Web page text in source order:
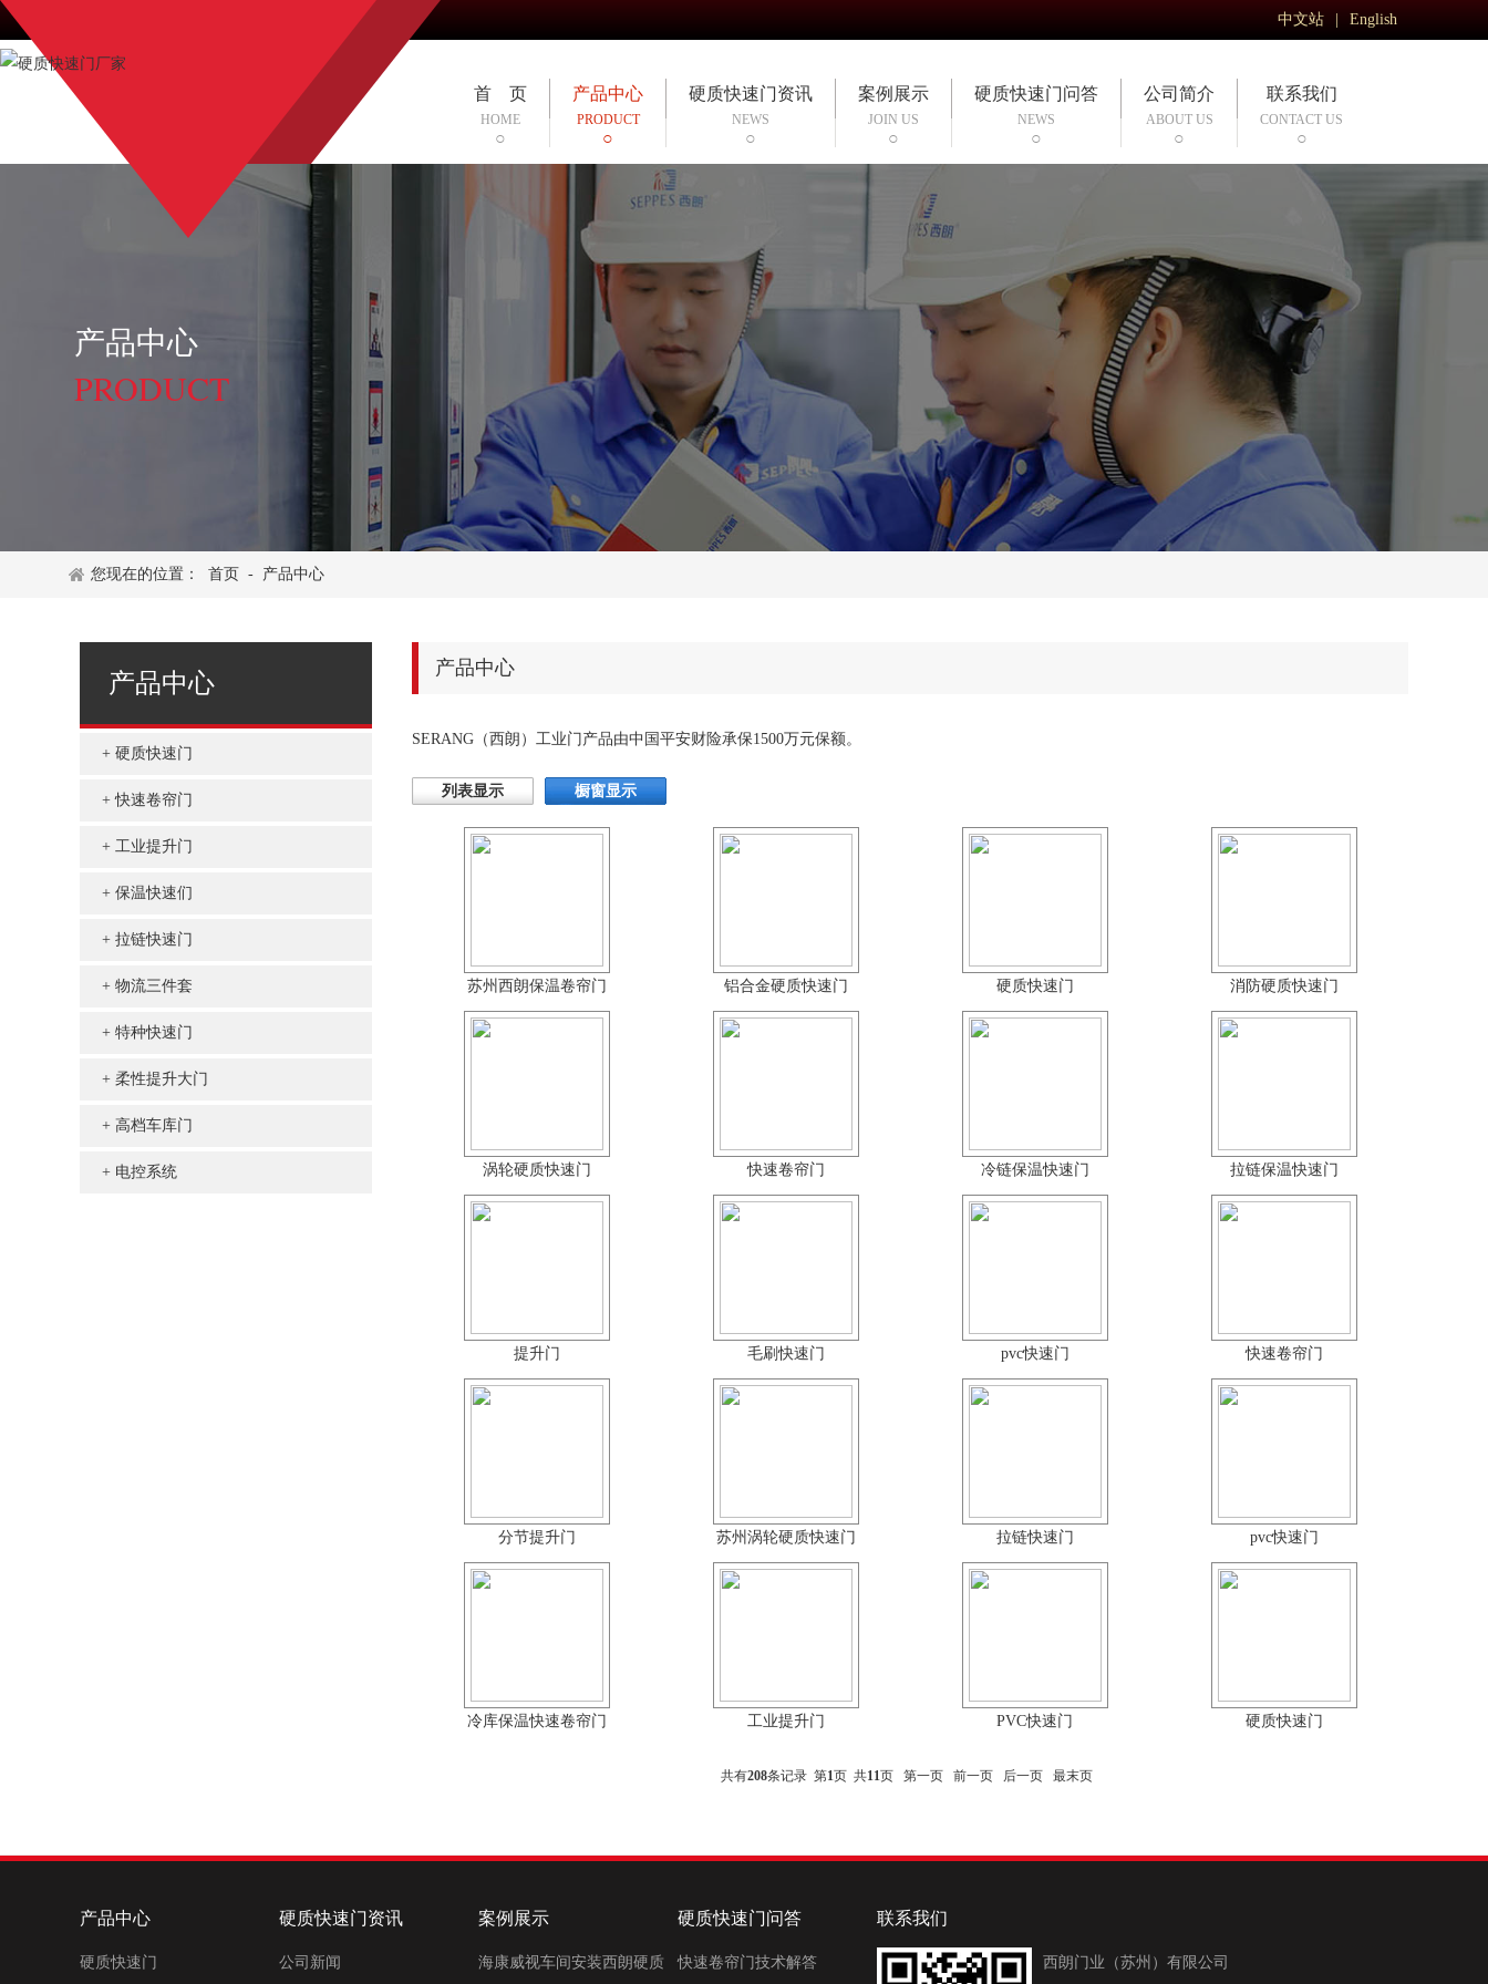
中文站 English
首 页
HOME
产品中心
PRODUCT
硬质快速门资讯
NEWS
案例展示
JOIN US
硬质快速门问答
NEWS
公司简介
ABOUT US
联系我们
CONTACT US
产品中心
PRODUCT
您现在的位置： 首页 - 产品中心
产品中心
硬质快速门
快速卷帘门
工业提升门
保温快速们
拉链快速门
物流三件套
特种快速门
柔性提升大门
高档车库门
电控系统
产品中心
SERANG（西朗）工业门产品由中国平安财险承保1500万元保额。
列表显示 橱窗显示
苏州西朗保温卷帘门 铝合金硬质快速门 硬质快速门 消防硬质快速门
涡轮硬质快速门 快速卷帘门 冷链保温快速门 拉链保温快速门
提升门 毛刷快速门 pvc快速门 快速卷帘门
分节提升门 苏州涡轮硬质快速门 拉链快速门 pvc快速门
冷库保温快速卷帘门 工业提升门 PVC快速门 硬质快速门
共有208条记录 第1页 共11页 第一页 前一页 后一页 最末页
产品中心
硬质快速门
硬质快速门资讯
公司新闻
案例展示
海康威视车间安装西朗硬质
硬质快速门问答
快速卷帘门技术解答
联系我们
西朗门业（苏州）有限公司